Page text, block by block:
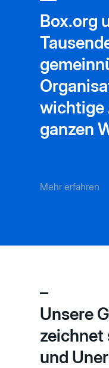
Box.org
wichtige
ganzen
Mehr erfahren
–
Unsere
zeichnet
und